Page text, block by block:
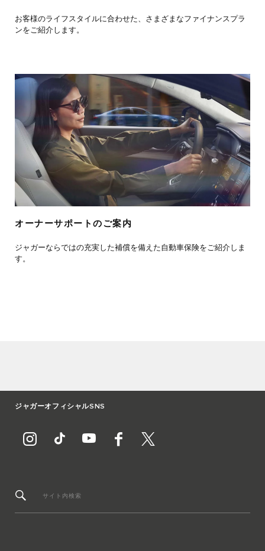
お客様のライフスタイルに合わせた、さまざまなファイナンスプラ
ンをご紹介します。
オーナーサポートのご案内
ジャガーならではの充実した補償を備えた自動車保険をご紹介しま
す。
ジャガーオフィシャルSNS
サイト内検索